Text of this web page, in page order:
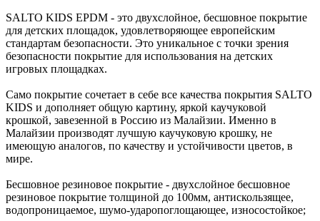
SALTO KIDS EPDM - это двухслойное, бесшовное покрытие
для детских площадок, удовлетворяющее европейским
стандартам безопасности. Это уникальное с точки зрения
безопасности покрытие для использования на детских
игровых площадках.
Само покрытие сочетает в себе все качества покрытия SALTO
KIDS и дополняет общую картину, яркой каучуковой
крошкой, завезенной в Россию из Малайзии. Именно в
Малайзии производят лучшую каучуковую крошку, не
имеющую аналогов, по качеству и устойчивости цветов, в
мире.
Бесшовное резиновое покрытие - двухслойное бесшовное
резиновое покрытие толщиной до 100мм, антискользящее,
водопроницаемое, шумо-ударопоглощающее, износостойкое;